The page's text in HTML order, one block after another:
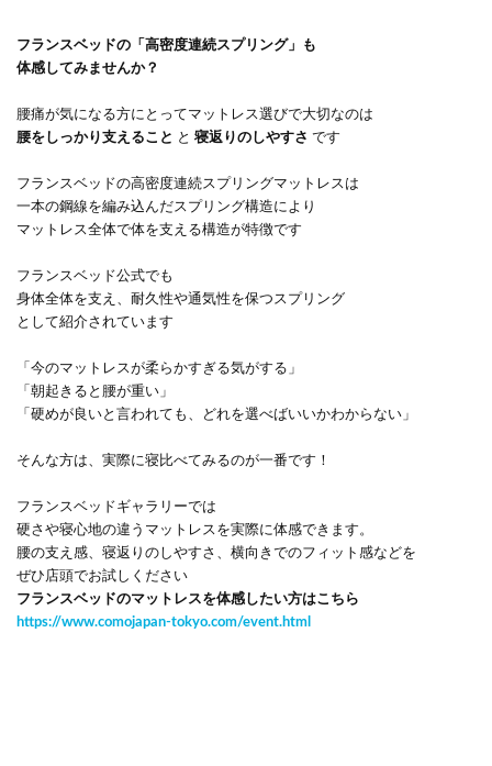
フランスベッドの「高密度連続スプリング」も
体感してみませんか？
腰痛が気になる方にとってマットレス選びで大切なのは
腰をしっかり支えること と 寝返りのしやすさ です
フランスベッドの高密度連続スプリングマットレスは
一本の鋼線を編み込んだスプリング構造により
マットレス全体で体を支える構造が特徴です
フランスベッド公式でも
身体全体を支え、耐久性や通気性を保つスプリング
として紹介されています
「今のマットレスが柔らかすぎる気がする」
「朝起きると腰が重い」
「硬めが良いと言われても、どれを選べばいいかわからない」
そんな方は、実際に寝比べてみるのが一番です！
フランスベッドギャラリーでは
硬さや寝心地の違うマットレスを実際に体感できます。
腰の支え感、寝返りのしやすさ、横向きでのフィット感などを
ぜひ店頭でお試しください
フランスベッドのマットレスを体感したい方はこちら
https://www.comojapan-tokyo.com/event.html